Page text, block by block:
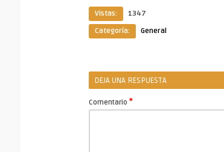
Vistas:
1347
Categoría:
General
DEJA UNA RESPUESTA
Comentario *